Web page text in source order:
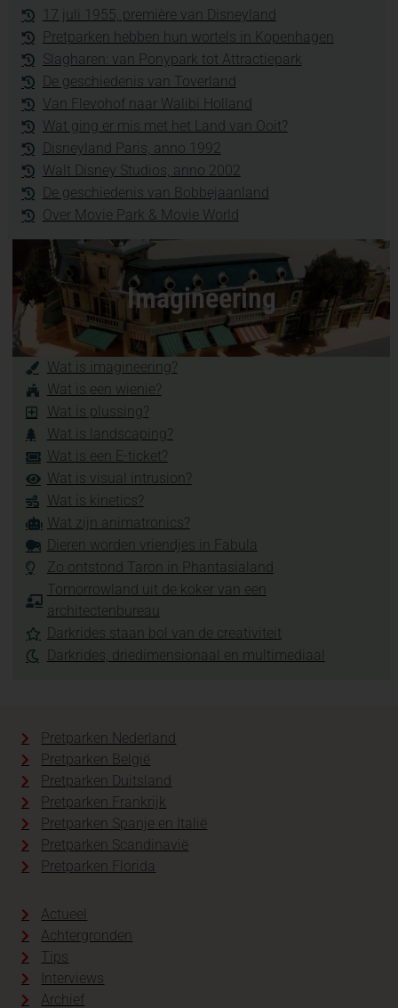
17 juli 1955, première van Disneyland
Pretparken hebben hun wortels in Kopenhagen
Slagharen: van Ponypark tot Attractiepark
De geschiedenis van Toverland
Van Flevohof naar Walibi Holland
Wat ging er mis met het Land van Ooit?
Disneyland Paris, anno 1992
Walt Disney Studios, anno 2002
De geschiedenis van Bobbejaanland
Over Movie Park & Movie World
Imagineering
Wat is imagineering?
Wat is een wienie?
Wat is plussing?
Wat is landscaping?
Wat is een E-ticket?
Wat is visual intrusion?
Wat is kinetics?
Wat zijn animatronics?
Dieren worden vriendjes in Fabula
Zo ontstond Taron in Phantasialand
Tomorrowland uit de koker van een
architectenbureau
Darkrides staan bol van de creativiteit
Darkrides, driedimensionaal en multimediaal
Pretparken Nederland
Pretparken België
Pretparken Duitsland
Pretparken Frankrijk
Pretparken Spanje en Italië
Pretparken Scandinavië
Pretparken Florida
Actueel
Achtergronden
Tips
Interviews
Archief